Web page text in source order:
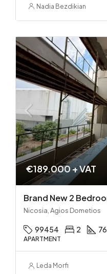
Nadia Bezdikian
€189.000 + VAT
Nicosia, Agios Dometios
99454 2 76
APARTMENT
Leda Morfi